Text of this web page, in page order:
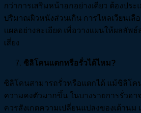
กว่าการเสริมหน้าอกอย่างเดียว ต้องปร
ปริมาณผิวหนังส่วนเกิน การไหลเวียนเลื
แผลอย่างละเอียด เพื่อวางแผนให้ผลลัพ
เสี่ยง
ซิลิโคนแตกหรือรั่วได้ไหม?
ซิลิโคนสามารถรั่วหรือแตกได้ แม้ซิลิโ
ความคงตัวมากขึ้น ในบางรายการรั่วอา
ควรสังเกตความเปลี่ยนแปลงของเต้านม